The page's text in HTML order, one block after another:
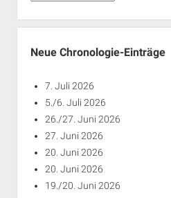
Jahren
Neue Chronologie-Einträge
7. Juli 2026
5./6. Juli 2026
26./27. Juni 2026
27. Juni 2026
20. Juni 2026
20. Juni 2026
19./20. Juni 2026